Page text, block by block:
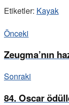
Etiketler: Kayak
Önceki
Zeugma’nın
Sonraki
84. Oscar